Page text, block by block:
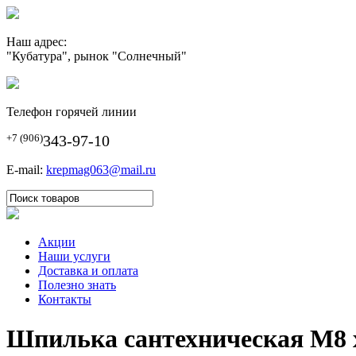
Наш адрес:
"Кубатура", рынок "Солнечный"
Телефон горячей линии
+7 (906)343-97-10
E-mail: krepmag063@mail.ru
Акции
Наши услуги
Доставка и оплата
Полезно знать
Контакты
Шпилька сантехническая М8